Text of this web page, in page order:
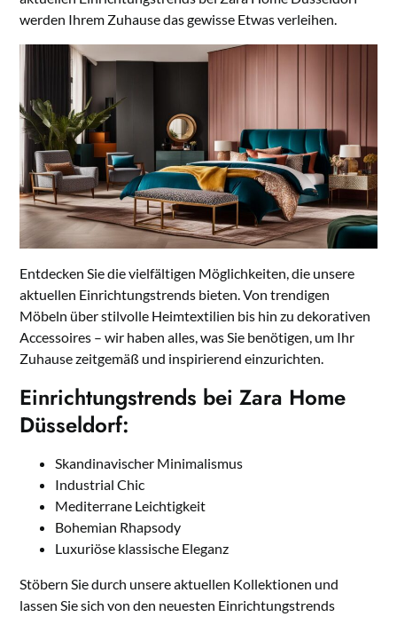
werden Ihrem Zuhause das gewisse Etwas verleihen.
Entdecken Sie die vielfältigen Möglichkeiten, die unsere
aktuellen Einrichtungstrends bieten. Von trendigen
Möbeln über stilvolle Heimtextilien bis hin zu dekorativen
Accessoires – wir haben alles, was Sie benötigen, um Ihr
Zuhause zeitgemäß und inspirierend einzurichten.
Einrichtungstrends bei Zara Home
Düsseldorf:
Skandinavischer Minimalismus
Industrial Chic
Mediterrane Leichtigkeit
Bohemian Rhapsody
Luxuriöse klassische Eleganz
Stöbern Sie durch unsere aktuellen Kollektionen und
lassen Sie sich von den neuesten Einrichtungstrends